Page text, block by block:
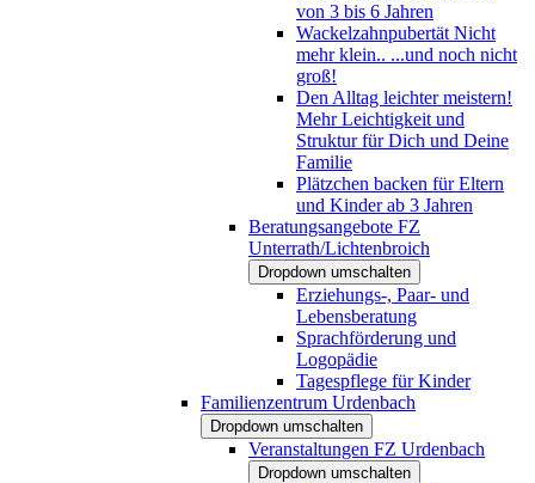
von 3 bis 6 Jahren
Wackelzahnpubertät Nicht
mehr klein.. ...und noch nicht
groß!
Den Alltag leichter meistern!
Mehr Leichtigkeit und
Struktur für Dich und Deine
Familie
Plätzchen backen für Eltern
und Kinder ab 3 Jahren
Beratungsangebote FZ
Unterrath/Lichtenbroich
Dropdown umschalten
Erziehungs-, Paar- und
Lebensberatung
Sprachförderung und
Logopädie
Tagespflege für Kinder
Familienzentrum Urdenbach
Dropdown umschalten
Veranstaltungen FZ Urdenbach
Dropdown umschalten